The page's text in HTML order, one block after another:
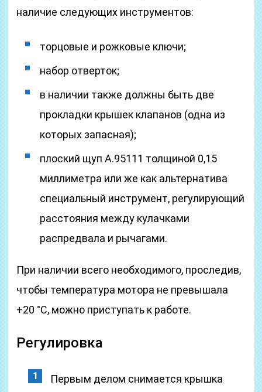
наличие следующих инструментов:
торцовые и рожковые ключи;
набор отверток;
в наличии также должны быть две
прокладки крышек клапанов (одна из
которых запасная);
плоский щуп А.95111 толщиной 0,15
миллиметра или же как альтернатива
специальный инструмент, регулирующий
расстояния между кулачками
распредвала и рычагами.
При наличии всего необходимого, проследив,
чтобы температура мотора не превышала
+20 °С, можно приступать к работе.
Регулировка
Первым делом снимается крышка